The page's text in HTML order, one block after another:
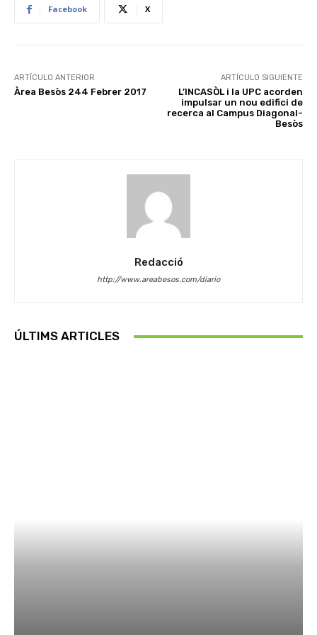
Facebook X
ARTÍCULO ANTERIOR
Àrea Besòs 244 Febrer 2017
ARTÍCULO SIGUIENTE
L’INCASÒL i la UPC acorden
impulsar un nou edifici de
recerca al Campus Diagonal-
Besòs
Redacció
http://www.areabesos.com/diario
ÚLTIMS ARTICLES